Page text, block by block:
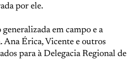
por ele.
em campo e a
Ana Érica, Vicente e outros
para à Delegacia Regional de